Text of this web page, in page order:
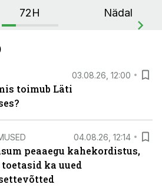
72H Nädal
03.08.26, 12:00
toimub Läti
04.08.26, 12:14
peaaegu kahekordistus,
ka uued